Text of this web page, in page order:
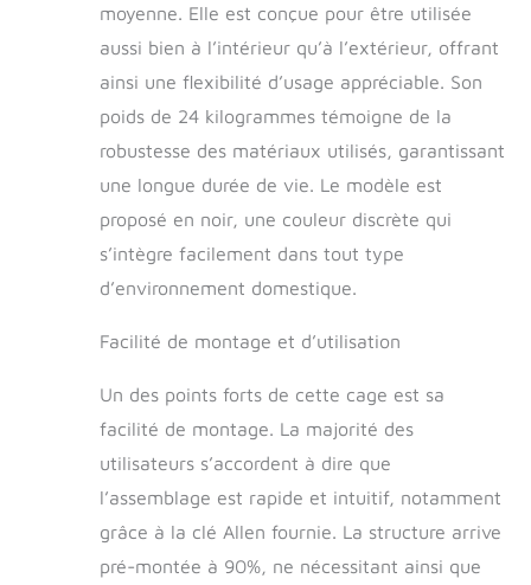
étapes pour éviter
que vos petits
n'ouvrent les portes.
Plus besoin de
s'inquiéter de
quelques « surprises
» lorsque vous êtes
absent pour les
surveiller. 【Double
amovible】 Cette
chien intérieur est
portes latérales et
d'un couvercle
permet aux chiens
d'entrer facilement.
La petite porte
intégrée à la porte
principale peut
moyenne. Elle est conçue pour être utilisée
aussi bien à l’intérieur qu’à l’extérieur, offrant
ainsi une flexibilité d’usage appréciable. Son
poids de 24 kilogrammes témoigne de la
robustesse des matériaux utilisés, garantissant
une longue durée de vie. Le modèle est
proposé en noir, une couleur discrète qui
s’intègre facilement dans tout type
d’environnement domestique.
Facilité de montage et d’utilisation
Un des points forts de cette cage est sa
facilité de montage. La majorité des
utilisateurs s’accordent à dire que
l’assemblage est rapide et intuitif, notamment
grâce à la clé Allen fournie. La structure arrive
pré-montée à 90%, ne nécessitant ainsi que